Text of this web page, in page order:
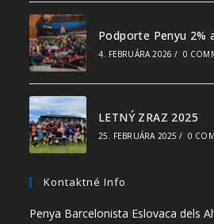
Podporte Penyu 2%
4. FEBRUÁRA 2026 / 0
LETNÝ ZRAZ 2025
25. FEBRUÁRA 2025 / 0
Kontaktné Info
Penya Barcelonista Eslovaca dels